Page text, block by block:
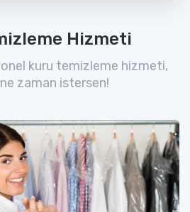
Hizmeti
kuru temizleme hizmeti,
zaman istersen!